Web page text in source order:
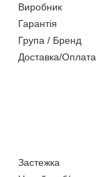
Виробник
Гарантія
Група / Бренд
Доставка/Оплата
Застежка